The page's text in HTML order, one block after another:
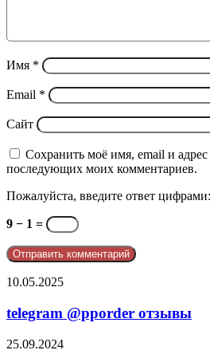
Имя *
Email *
Сайт
Сохранить моё имя, email и адрес
последующих моих комментариев.
Пожалуйста, введите ответ цифрами:
9 − 1 =
telegram
отзывы
10.05.2025
telegram @pporder отзывы
Почему
25.09.2024